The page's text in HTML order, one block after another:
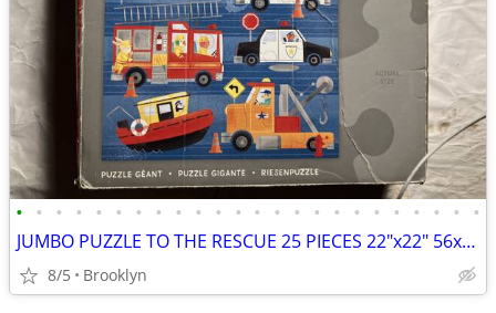
• • • • • • • • • • • • • • • • • • • • • • • •
JUMBO PUZZLE TO THE RESCUE 25 PIECES 22"x22" 56x56CM MUDPUPPY COPTER P
8/5 Brooklyn